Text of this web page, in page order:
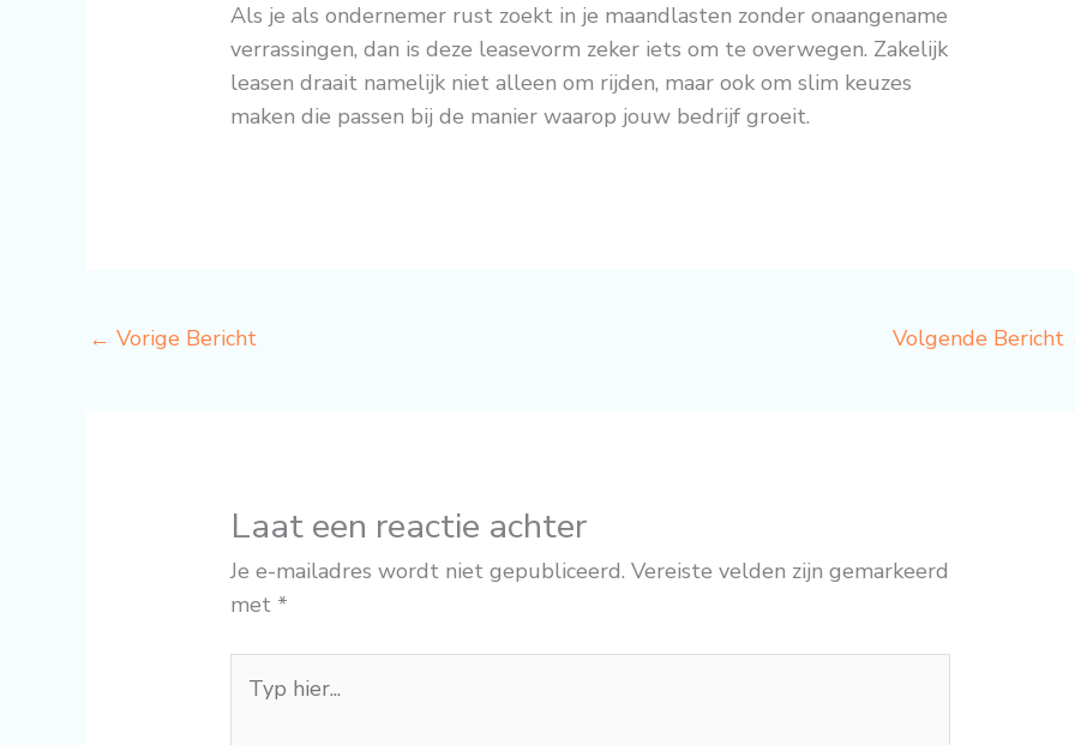
Als je als ondernemer rust zoekt in je maandlasten zonder onaangename
verrassingen, dan is deze leasevorm zeker iets om te overwegen. Zakelijk
leasen draait namelijk niet alleen om rijden, maar ook om slim keuzes
maken die passen bij de manier waarop jouw bedrijf groeit.
← Vorige Bericht Volgende Bericht
Laat een reactie achter
Je e-mailadres wordt niet gepubliceerd. Vereiste velden zijn gemarkeerd
met *
hier...